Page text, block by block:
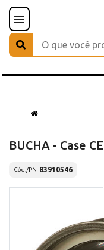
BUCHA - Case CE
Cód./PN 83910546